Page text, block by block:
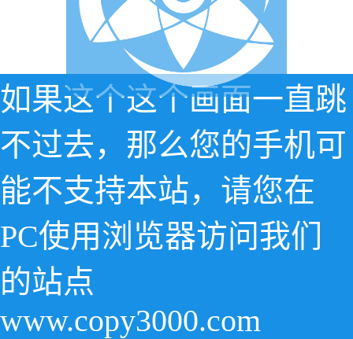
如果这个这个画面一直跳
不过去，那么您的手机可
能不支持本站，请您在
PC使用浏览器访问我们
的站点
www.copy3000.com